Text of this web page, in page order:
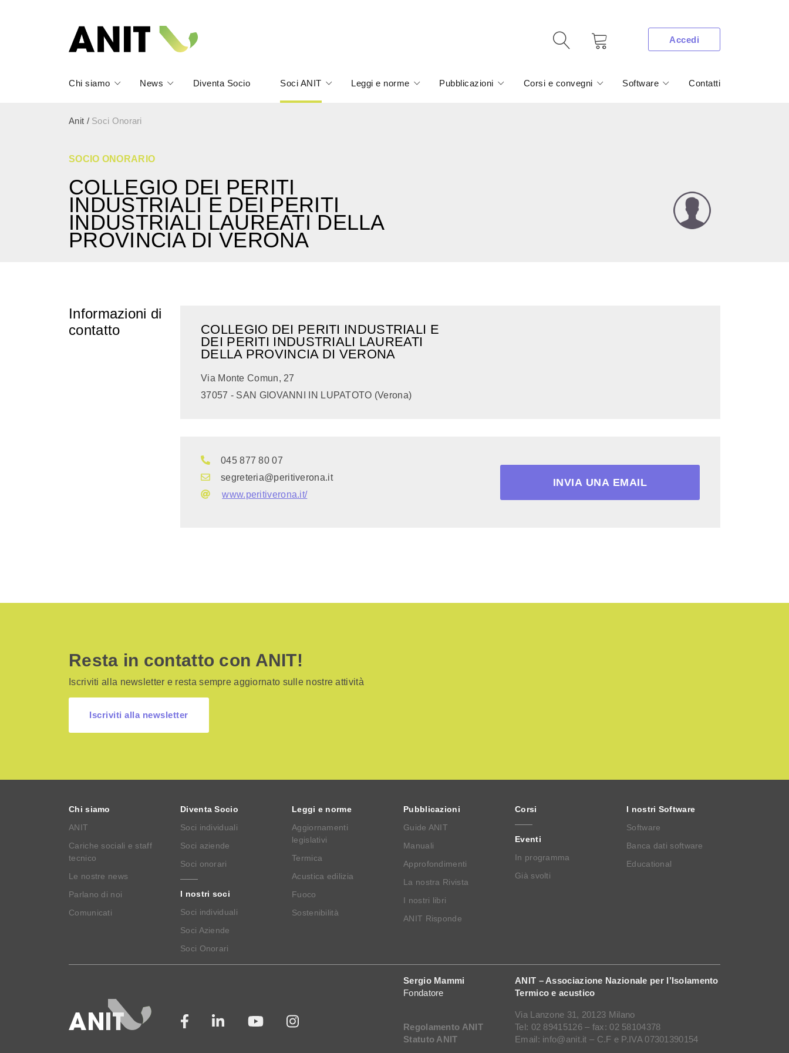
Accedi
Chi siamo News Diventa Socio Soci ANIT Leggi e norme Pubblicazioni Corsi e convegni Software Contatti
Anit / Soci Onorari
SOCIO ONORARIO
COLLEGIO DEI PERITI
INDUSTRIALI E DEI PERITI
INDUSTRIALI LAUREATI DELLA
PROVINCIA DI VERONA
Informazioni di
contatto
COLLEGIO DEI PERITI INDUSTRIALI E
DEI PERITI INDUSTRIALI LAUREATI
DELLA PROVINCIA DI VERONA
Via Monte Comun, 27
37057 - SAN GIOVANNI IN LUPATOTO (Verona)
045 877 80 07
segreteria@peritiverona.it
www.peritiverona.it/
INVIA UNA EMAIL
Resta in contatto con ANIT!
Iscriviti alla newsletter e resta sempre aggiornato sulle nostre attività
Iscriviti alla newsletter
Chi siamo
ANIT
Cariche sociali e staff
tecnico
Le nostre news
Parlano di noi
Comunicati
Diventa Socio
Soci individuali
Soci aziende
Soci onorari
I nostri soci
Soci individuali
Soci Aziende
Soci Onorari
Leggi e norme
Aggiornamenti
legislativi
Termica
Acustica edilizia
Fuoco
Sostenibilità
Pubblicazioni
Guide ANIT
Manuali
Approfondimenti
La nostra Rivista
I nostri libri
ANIT Risponde
Corsi
Eventi
In programma
Già svolti
I nostri Software
Software
Banca dati software
Educational
Sergio Mammi
Fondatore
Regolamento ANIT
Statuto ANIT
ANIT – Associazione Nazionale per l’Isolamento
Termico e acustico
Via Lanzone 31, 20123 Milano
Tel: 02 89415126 – fax: 02 58104378
Email: info@anit.it – C.F e P.IVA 07301390154